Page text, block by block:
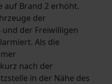
Brand 2 erhöht.
der
der Freiwilligen
Als die
nach der
in der Nähe des